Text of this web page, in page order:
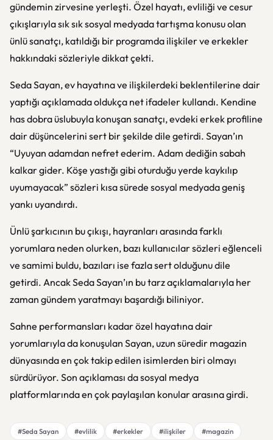
gündemin zirvesine yerleşti. Özel hayatı, evliliği ve cesur
çıkışlarıyla sık sık sosyal medyada tartışma konusu olan
ünlü sanatçı, katıldığı bir programda ilişkiler ve erkekler
hakkındaki sözleriyle dikkat çekti.
Seda Sayan, ev hayatına ve ilişkilerdeki beklentilerine dair
yaptığı açıklamada oldukça net ifadeler kullandı. Kendine
has dobra üslubuyla konuşan sanatçı, evdeki erkek profiline
dair düşüncelerini sert bir şekilde dile getirdi. Sayan’ın
“Uyuyan adamdan nefret ederim. Adam dediğin sabah
kalkar gider. Köşe yastığı gibi oturduğu yerde kaykılıp
uyumayacak” sözleri kısa sürede sosyal medyada geniş
yankı uyandırdı.
Ünlü şarkıcının bu çıkışı, hayranları arasında farklı
yorumlara neden olurken, bazı kullanıcılar sözleri eğlenceli
ve samimi buldu, bazıları ise fazla sert olduğunu dile
getirdi. Ancak Seda Sayan’ın bu tarz açıklamalarıyla her
zaman gündem yaratmayı başardığı biliniyor.
Sahne performansları kadar özel hayatına dair
yorumlarıyla da konuşulan Sayan, uzun süredir magazin
dünyasında en çok takip edilen isimlerden biri olmayı
sürdürüyor. Son açıklaması da sosyal medya
platformlarında en çok paylaşılan konular arasına girdi.
#Seda Sayan #evlilik #erkekler #ilişkiler
#magazin